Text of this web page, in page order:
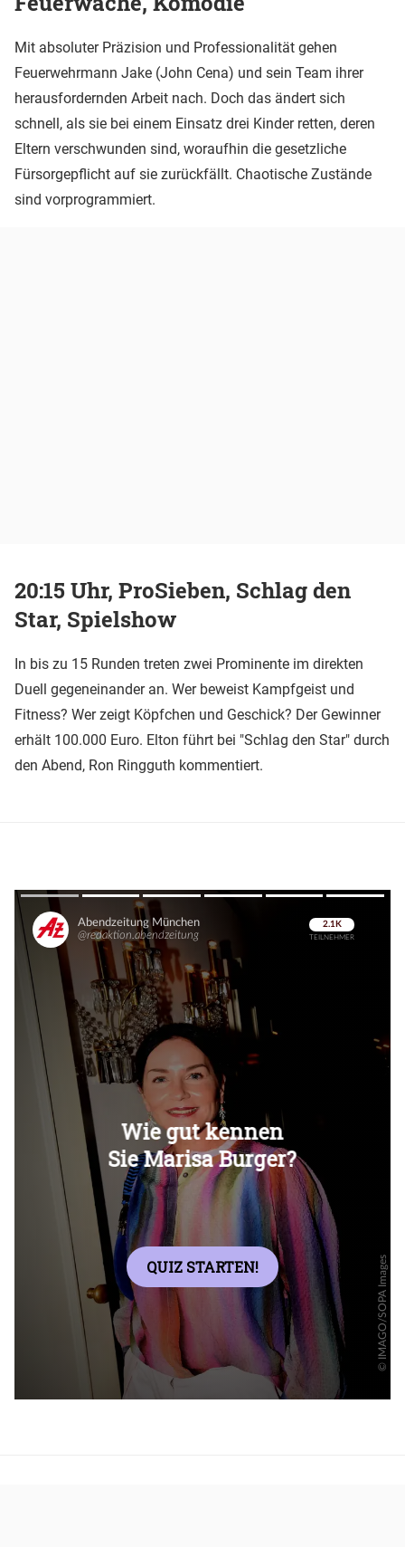
Mit absoluter Präzision und Professionalität gehen
Feuerwehrmann Jake (John Cena) und sein Team ihrer
herausfordernden Arbeit nach. Doch das ändert sich
schnell, als sie bei einem Einsatz drei Kinder retten, deren
Eltern verschwunden sind, woraufhin die gesetzliche
Fürsorgepflicht auf sie zurückfällt. Chaotische Zustände
sind vorprogrammiert.
20:15 Uhr, ProSieben, Schlag den
Star, Spielshow
In bis zu 15 Runden treten zwei Prominente im direkten
Duell gegeneinander an. Wer beweist Kampfgeist und
Fitness? Wer zeigt Köpfchen und Geschick? Der Gewinner
erhält 100.000 Euro. Elton führt bei "Schlag den Star" durch
den Abend, Ron Ringguth kommentiert.
Überspringen